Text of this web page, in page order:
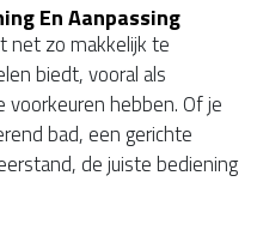
En Aanpassing
net zo makkelijk te
biedt, vooral als
hebben. Of je
bad, een gerichte
de juiste bediening